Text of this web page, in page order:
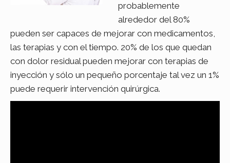
probablemente
alrededor del 80%
pueden ser capaces de mejorar con medicamentos,
las terapias y con el tiempo. 20% de los que quedan
con dolor residual pueden mejorar con terapias de
inyección y sólo un pequeño porcentaje tal vez un 1%
puede requerir intervención quirúrgica.